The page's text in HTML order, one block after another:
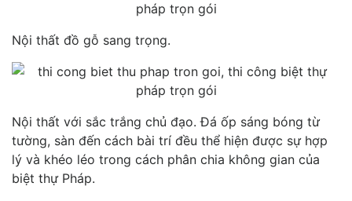
Nội thất đồ gỗ sang trọng.
Nội thất với sắc trắng chủ đạo. Đá ốp sáng bóng từ
tường, sàn đến cách bài trí đều thể hiện được sự hợp
lý và khéo léo trong cách phân chia không gian của
biệt thự Pháp.